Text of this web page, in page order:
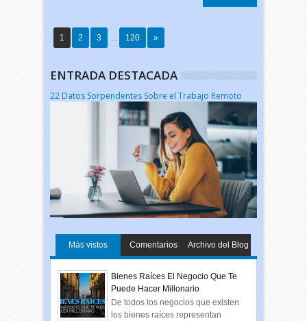
1 2 3 ... 120 »
ENTRADA DESTACADA
22 Datos Sorpendentes Sobre el Trabajo Remoto
Más vistos Comentarios Archivo del Blog
Bienes Raíces El Negocio Que Te
Puede Hacer Millonario
De todos los negocios que existen
los bienes raíces representan